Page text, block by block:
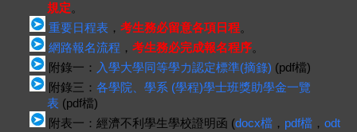
規定。
重要日程表 ， 考生務必留意各項日程。
網路報名流程 ， 考生務必完成報名程序。
附錄一：
入學大學同等學力認定標準(摘錄) (pdf檔)
附錄三： 各學院、學系 (學程)學士班獎助學金一覽
表 (pdf檔)
附表一：經濟不利學生學校證明函 (docx檔 ， pdf檔 ， odt